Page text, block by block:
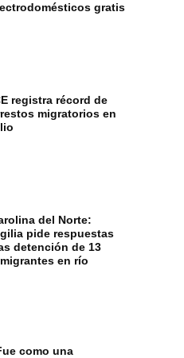
gratis
registra récord de
migratorios en
del Norte:
pide respuestas
detención de 13
en río
como una